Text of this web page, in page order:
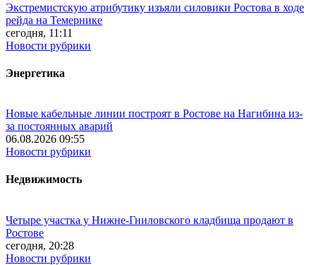
Экстремистскую атрибутику изъяли силовики Ростова в ходе
рейда на Темернике
сегодня, 11:11
Новости рубрики
Энергетика
Новые кабельные линии построят в Ростове на Нагибина из-
за постоянных аварий
06.08.2026 09:55
Новости рубрики
Недвижимость
Четыре участка у Нижне-Гниловского кладбища продают в
Ростове
сегодня, 20:28
Новости рубрики